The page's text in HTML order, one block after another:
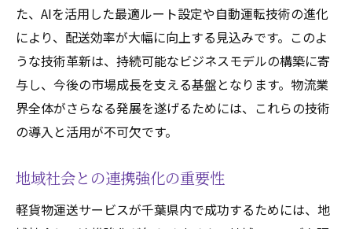
次世代技術の展望
持続可能な未来への取り組み
た、AIを活用した最適ルート設定や自動運転技術の進化
により、配送効率が大幅に向上する見込みです。このよ
うな技術革新は、持続可能なビジネスモデルの構築に寄
与し、今後の市場成長を支える基盤となります。物流業
界全体がさらなる発展を遂げるためには、これらの技術
の導入と活用が不可欠です。
地域社会との連携強化の重要性
軽貨物運送サービスが千葉県内で成功するためには、地